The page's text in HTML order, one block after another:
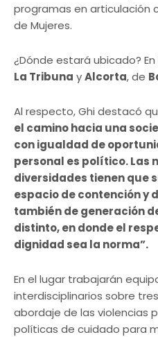
programas en articulación
de Mujeres.
¿Dónde estará ubicado? En
La Tribuna yAlcorta, de
Al respecto, Ghi destacó
el camino hacia una
con igualdad de
personal es político. Las
diversidades tienen que
espacio de contención y
también de generación
distinto, en donde el
dignidad sea la norma”.
En el lugar trabajarán
interdisciplinarios sobre
abordaje de las violencias
políticas de cuidado para